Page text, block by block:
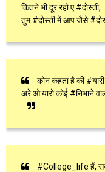
कितने भी दूर रहो ए #दोस्ती,
तुम #दोस्ती में आप जैसे
कोन कहता है की #यारी
अरे ओ यारो कोई #निभाने
#College_life हैं,